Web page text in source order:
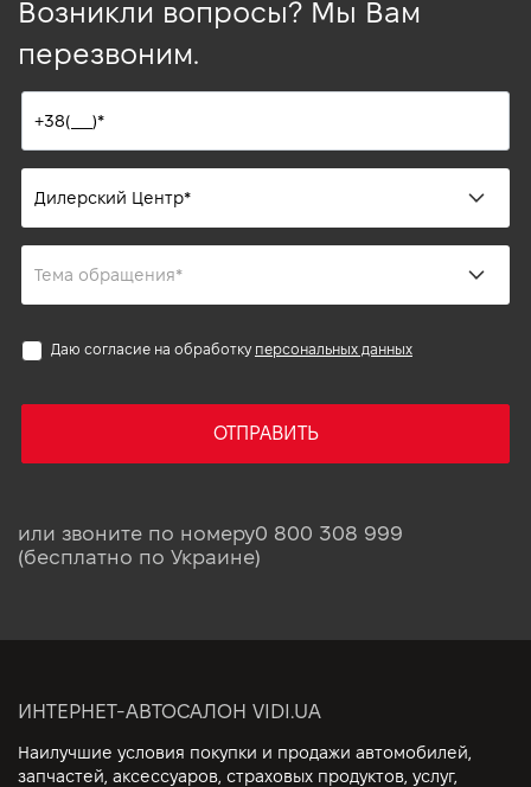
Возникли вопросы? Мы Вам
перезвоним.
Даю согласие на обработку персональных данных
ОТПРАВИТЬ
или звоните по номеру0 800 308 999
(бесплатно по Украине)
ИНТЕРНЕТ-АВТОСАЛОН VIDI.UA
Наилучшие условия покупки и продажи автомобилей,
запчастей, аксессуаров, страховых продуктов, услуг,